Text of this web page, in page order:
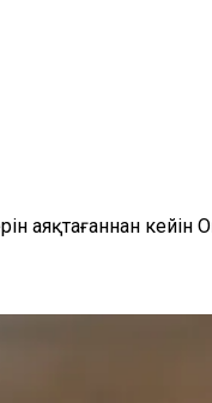
кейін